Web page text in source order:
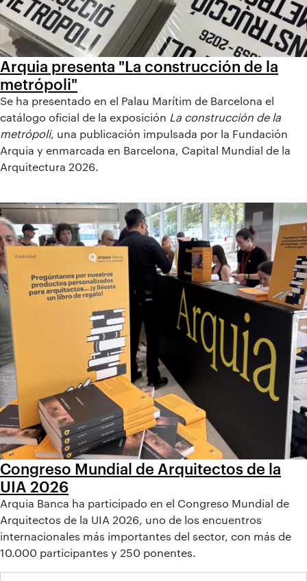
Arquia presenta "La construcción de la
metrópoli"
Se ha presentado en el Palau Marítim de Barcelona el
catálogo oficial de la exposición La construcción de la
metrópoli, una publicación impulsada por la Fundación
Arquia y enmarcada en Barcelona, Capital Mundial de la
Arquitectura 2026.
Congreso Mundial de Arquitectos de la
UIA 2026
Arquia Banca ha participado en el Congreso Mundial de
Arquitectos de la UIA 2026, uno de los encuentros
internacionales más importantes del sector, con más de
10.000 participantes y 250 ponentes.